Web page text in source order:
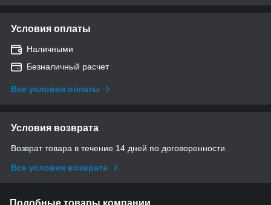
Условия оплаты
Наличными
Безналичный расчет
Все условия оплаты
Условия возврата
Возврат товара в течение 14 дней по договоренности
Все условия возврата
Подобные товары компании